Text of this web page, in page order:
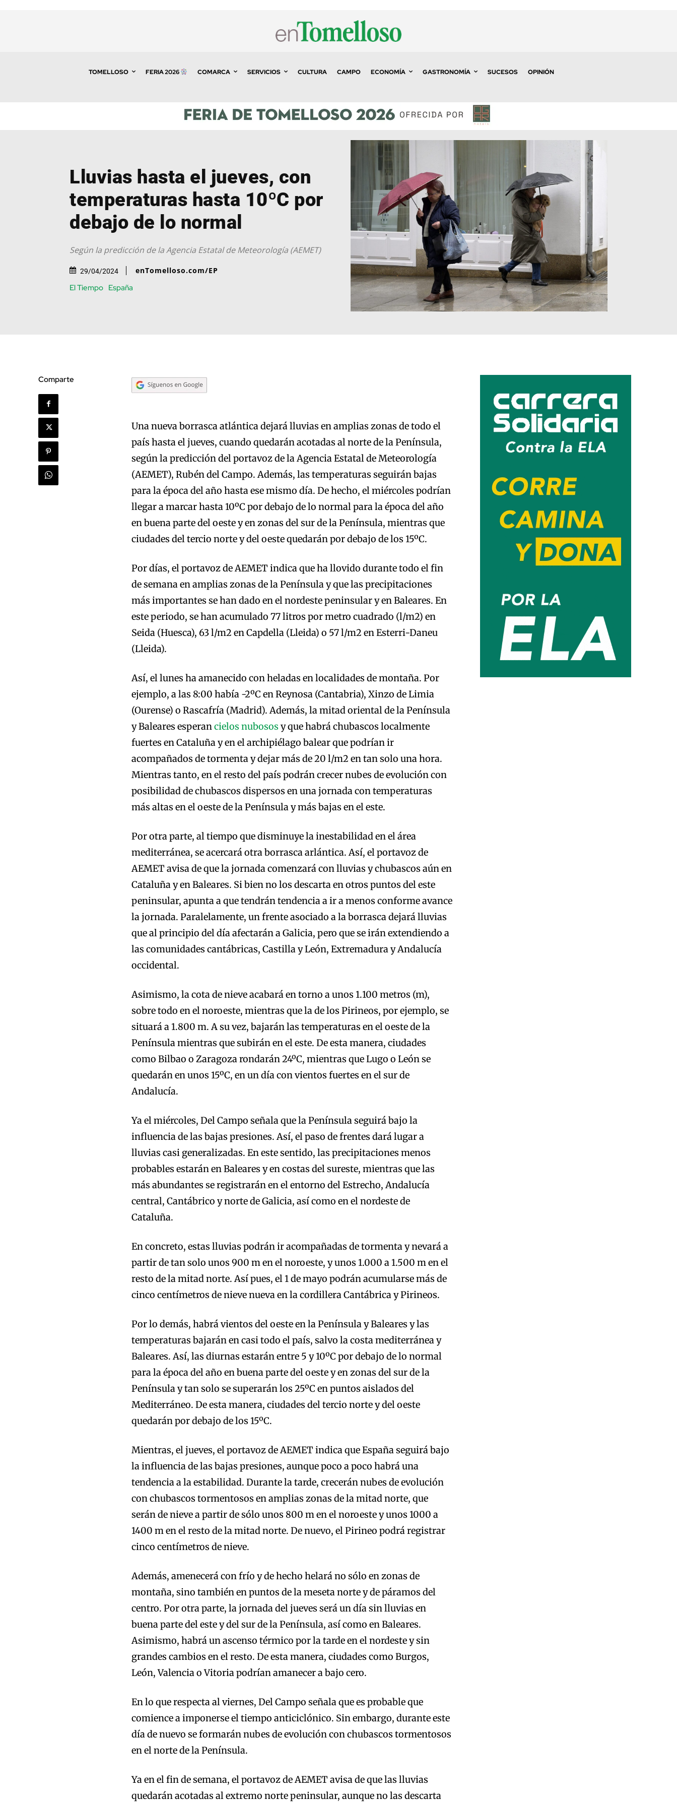
TOMELLOSO FERIA 2026 COMARCA SERVICIOS CULTURA CAMPO ECONOMÍA GASTRONOMÍA SUCESOS OPINIÓN
Lluvias hasta el jueves, con
temperaturas hasta 10ºC por
debajo de lo normal
Según la predicción de la Agencia Estatal de Meteorología (AEMET)
29/04/2024 enTomelloso.com/EP
El Tiempo España
Comparte
Una nueva borrasca atlántica dejará lluvias en amplias zonas de todo el
país hasta el jueves, cuando quedarán acotadas al norte de la Península,
según la predicción del portavoz de la Agencia Estatal de Meteorología
(AEMET), Rubén del Campo. Además, las temperaturas seguirán bajas
para la época del año hasta ese mismo día. De hecho, el miércoles podrían
llegar a marcar hasta 10ºC por debajo de lo normal para la época del año
en buena parte del oeste y en zonas del sur de la Península, mientras que
ciudades del tercio norte y del oeste quedarán por debajo de los 15ºC.
Por días, el portavoz de AEMET indica que ha llovido durante todo el fin
de semana en amplias zonas de la Península y que las precipitaciones
más importantes se han dado en el nordeste peninsular y en Baleares. En
este periodo, se han acumulado 77 litros por metro cuadrado (l/m2) en
Seida (Huesca), 63 l/m2 en Capdella (Lleida) o 57 l/m2 en Esterri-Daneu
(Lleida).
Así, el lunes ha amanecido con heladas en localidades de montaña. Por
ejemplo, a las 8:00 había -2ºC en Reynosa (Cantabria), Xinzo de Limia
(Ourense) o Rascafría (Madrid). Además, la mitad oriental de la Península
y Baleares esperancielos nubosos y que habrá chubascos localmente
fuertes en Cataluña y en el archipiélago balear que podrían ir
acompañados de tormenta y dejar más de 20 l/m2 en tan solo una hora.
Mientras tanto, en el resto del país podrán crecer nubes de evolución con
posibilidad de chubascos dispersos en una jornada con temperaturas
más altas en el oeste de la Península y más bajas en el este.
Por otra parte, al tiempo que disminuye la inestabilidad en el área
mediterránea, se acercará otra borrasca arlántica. Así, el portavoz de
AEMET avisa de que la jornada comenzará con lluvias y chubascos aún en
Cataluña y en Baleares. Si bien no los descarta en otros puntos del este
peninsular, apunta a que tendrán tendencia a ir a menos conforme avance
la jornada. Paralelamente, un frente asociado a la borrasca dejará lluvias
que al principio del día afectarán a Galicia, pero que se irán extendiendo a
las comunidades cantábricas, Castilla y León, Extremadura y Andalucía
occidental.
Asimismo, la cota de nieve acabará en torno a unos 1.100 metros (m),
sobre todo en el noroeste, mientras que la de los Pirineos, por ejemplo, se
situará a 1.800 m. A su vez, bajarán las temperaturas en el oeste de la
Península mientras que subirán en el este. De esta manera, ciudades
como Bilbao o Zaragoza rondarán 24ºC, mientras que Lugo o León se
quedarán en unos 15ºC, en un día con vientos fuertes en el sur de
Andalucía.
Ya el miércoles, Del Campo señala que la Península seguirá bajo la
influencia de las bajas presiones. Así, el paso de frentes dará lugar a
lluvias casi generalizadas. En este sentido, las precipitaciones menos
probables estarán en Baleares y en costas del sureste, mientras que las
más abundantes se registrarán en el entorno del Estrecho, Andalucía
central, Cantábrico y norte de Galicia, así como en el nordeste de
Cataluña.
En concreto, estas lluvias podrán ir acompañadas de tormenta y nevará a
partir de tan solo unos 900 m en el noroeste, y unos 1.000 a 1.500 m en el
resto de la mitad norte. Así pues, el 1 de mayo podrán acumularse más de
cinco centímetros de nieve nueva en la cordillera Cantábrica y Pirineos.
Por lo demás, habrá vientos del oeste en la Península y Baleares y las
temperaturas bajarán en casi todo el país, salvo la costa mediterránea y
Baleares. Así, las diurnas estarán entre 5 y 10ºC por debajo de lo normal
para la época del año en buena parte del oeste y en zonas del sur de la
Península y tan solo se superarán los 25ºC en puntos aislados del
Mediterráneo. De esta manera, ciudades del tercio norte y del oeste
quedarán por debajo de los 15ºC.
Mientras, el jueves, el portavoz de AEMET indica que España seguirá bajo
la influencia de las bajas presiones, aunque poco a poco habrá una
tendencia a la estabilidad. Durante la tarde, crecerán nubes de evolución
con chubascos tormentosos en amplias zonas de la mitad norte, que
serán de nieve a partir de sólo unos 800 m en el noroeste y unos 1000 a
1400 m en el resto de la mitad norte. De nuevo, el Pirineo podrá registrar
cinco centímetros de nieve.
Además, amenecerá con frío y de hecho helará no sólo en zonas de
montaña, sino también en puntos de la meseta norte y de páramos del
centro. Por otra parte, la jornada del jueves será un día sin lluvias en
buena parte del este y del sur de la Península, así como en Baleares.
Asimismo, habrá un ascenso térmico por la tarde en el nordeste y sin
grandes cambios en el resto. De esta manera, ciudades como Burgos,
León, Valencia o Vitoria podrían amanecer a bajo cero.
En lo que respecta al viernes, Del Campo señala que es probable que
comience a imponerse el tiempo anticiclónico. Sin embargo, durante este
día de nuevo se formarán nubes de evolución con chubascos tormentosos
en el norte de la Península.
Ya en el fin de semana, el portavoz de AEMET avisa de que las lluvias
quedarán acotadas al extremo norte peninsular, aunque no las descarta